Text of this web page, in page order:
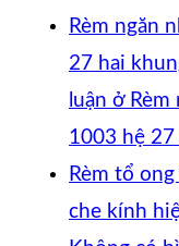
Rèm ngăn
27 hai
luận ở Rèm
1003 hệ
Rèm tổ
che kính